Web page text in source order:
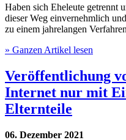
Haben sich Eheleute getrennt
dieser Weg einvernehmlich
zu einem jahrelangen
» Ganzen Artikel lesen
Veröffentlichung
Internet nur mit
Elternteile
06. Dezember 2021